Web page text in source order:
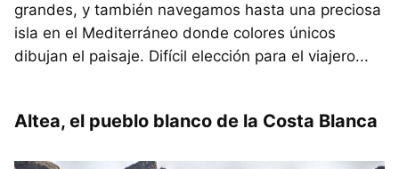
grandes, y también navegamos hasta una preciosa
isla en el Mediterráneo donde colores únicos
dibujan el paisaje. Difícil elección para el viajero...
Altea, el pueblo blanco de la Costa Blanca